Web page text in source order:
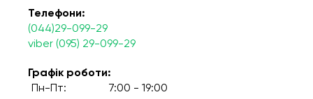
Телефони:
(044)29-099-29
viber (095) 29-099-29
Графік роботи:
Пн-Пт:
7:00 - 19:00